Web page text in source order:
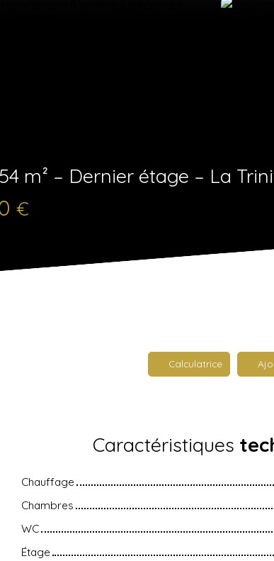
m² – Dernier étage – La
€
Calculatrice
Caractéristiques
Chauffage
Chambres
WC
Étage